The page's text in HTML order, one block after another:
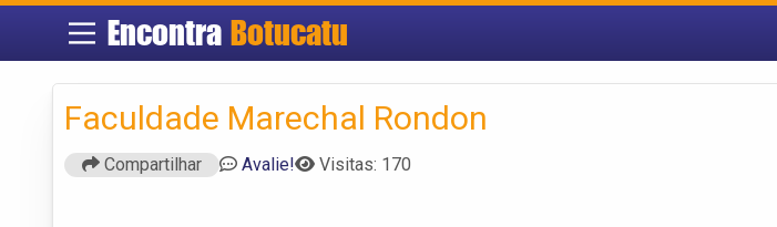
Encontra Botucatu
Faculdade Marechal Rondon
Compartilhar Avalie! Visitas: 170